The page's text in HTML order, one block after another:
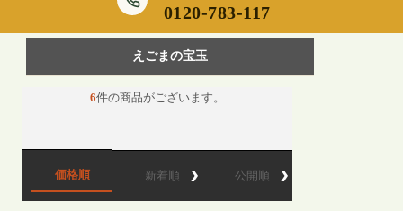
0120-783-117
えごまの宝玉
6件の商品がございます。
価格順 新着順 公開順